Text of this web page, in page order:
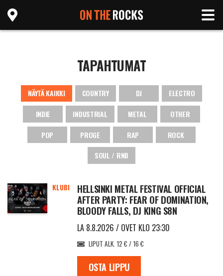
TAPAHTUMAT
NÄYTÄ KAIKKI COUNTRY DJ
ELECTRO
INDIE
INDUSTRIAL METAL
OTHER
POP
PROGE RAP
ROCK
SOUL / RNB
KLUBI
HELLSINKI METAL FESTIVAL OFFICIAL
AFTER PARTY: FEAR OF DOMINATION,
BLOODY FALLS, DJ KING S8N
LA 8.8.2026 / OVET KLO 23:30
LIPUT ALK. 12 € / 16 €
OSTA LIPPU